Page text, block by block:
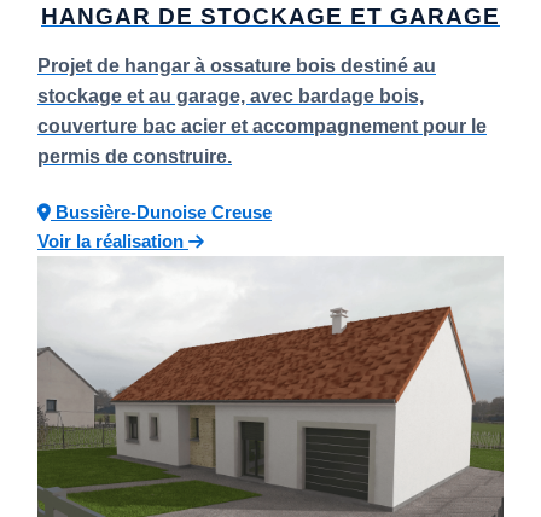
HANGAR DE STOCKAGE ET GARAGE
Projet de hangar à ossature bois destiné au
stockage et au garage, avec bardage bois,
couverture bac acier et accompagnement pour le
permis de construire.
Bussière-Dunoise Creuse
Voir la réalisation